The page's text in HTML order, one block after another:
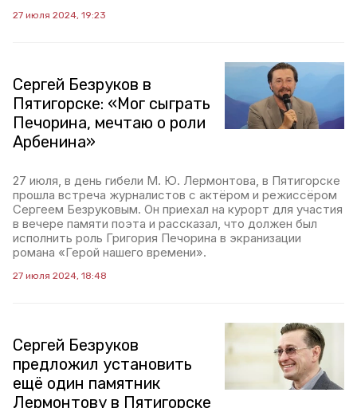
27 июля 2024, 19:23
Сергей Безруков в
Пятигорске: «Мог сыграть
Печорина, мечтаю о роли
Арбенина»
27 июля, в день гибели М. Ю. Лермонтова, в Пятигорске
прошла встреча журналистов с актёром и режиссёром
Сергеем Безруковым. Он приехал на курорт для участия
в вечере памяти поэта и рассказал, что должен был
исполнить роль Григория Печорина в экранизации
романа «Герой нашего времени».
27 июля 2024, 18:48
Сергей Безруков
предложил установить
ещё один памятник
Лермонтову в Пятигорске